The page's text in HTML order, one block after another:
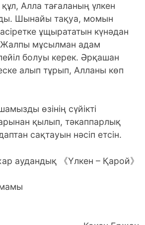
Алла тағаланың үлкен
Шынайы тақуа, момын
ұщырататын күнәдан
Жалпы мұсылман адам
болуы керек. Әрқашан
еске алып тұрып, Алланы көп
өзінің сүйікті
қылып, тәкаппарлық
сақтауын нәсіп етсін.
аудандық 《Үлкен – Қарой》